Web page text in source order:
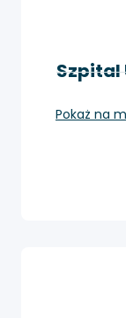
Szpital
Kraków,
Pokaż na